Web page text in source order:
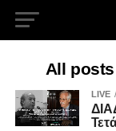
All
LIVE